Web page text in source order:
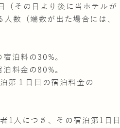
（その日より後に当ホテルが
数（端数が出た場合には、
泊料の30%。
料金の80%。
第１日目の宿泊料金の
1人につき、その宿泊第1日目